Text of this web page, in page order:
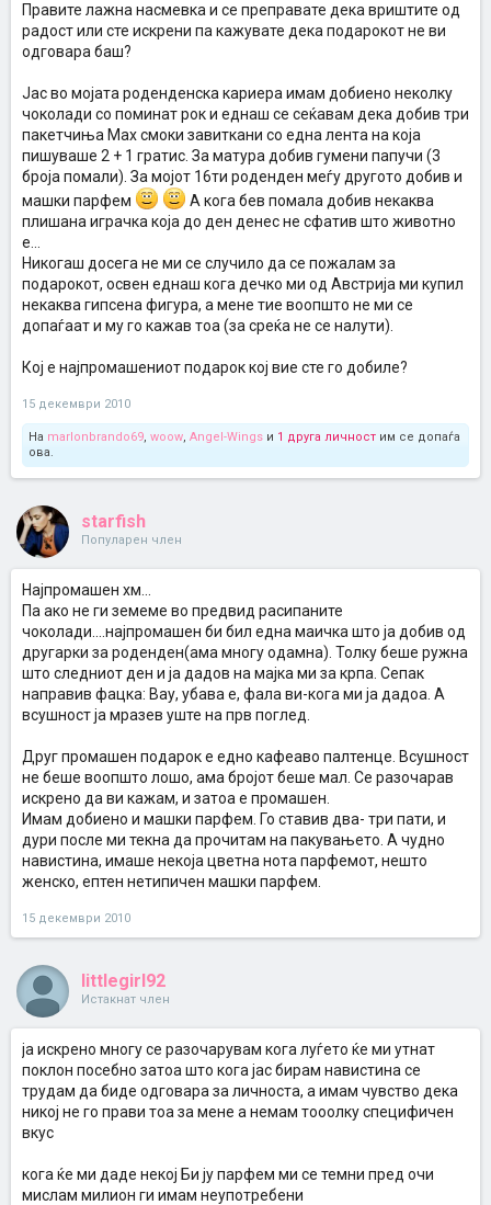
Правите лажна насмевка и се преправате дека вриштите од
радост или сте искрени па кажувате дека подарокот не ви
одговара баш?
Јас во мојата роденденска кариера имам добиено неколку
чоколади со поминат рок и еднаш се сеќавам дека добив три
пакетчиња Max смоки завиткани со една лента на која
пишуваше 2 + 1 гратис. За матура добив гумени папучи (3
броја помали). За мојот 16ти роденден меѓу другото добив и
машки парфем
А кога бев помала добив некаква
плишана играчка која до ден денес не сфатив што животно
е...
Никогаш досега не ми се случило да се пожалам за
подарокот, освен еднаш кога дечко ми од Австрија ми купил
некаква гипсена фигура, а мене тие воопшто не ми се
допаѓаат и му го кажав тоа (за среќа не се налути).
Кој е најпромашениот подарок кој вие сте го добиле?
15 декември 2010
На marlonbrando69, woow, Angel-Wings и 1 друга личност им се допаѓа
ова.
starfish
Популарен член
Најпромашен хм...
Па ако не ги земеме во предвид расипаните
чоколади....најпромашен би бил една маичка што ја добив од
другарки за роденден(ама многу одамна). Толку беше ружна
што следниот ден и ја дадов на мајка ми за крпа. Сепак
направив фацка: Вау, убава е, фала ви-кога ми ја дадоа. А
всушност ја мразев уште на прв поглед.
Друг промашен подарок е едно кафеаво палтенце. Всушност
не беше воопшто лошо, ама бројот беше мал. Се разочарав
искрено да ви кажам, и затоа е промашен.
Имам добиено и машки парфем. Го ставив два- три пати, и
дури после ми текна да прочитам на пакувањето. А чудно
навистина, имаше некоја цветна нота парфемот, нешто
женско, ептен нетипичен машки парфем.
15 декември 2010
littlegirl92
Истакнат член
ја искрено многу се разочарувам кога луѓето ќе ми утнат
поклон посебно затоа што кога јас бирам навистина се
трудам да биде одговара за личноста, а имам чувство дека
никој не го прави тоа за мене а немам тооолку специфичен
вкус
кога ќе ми даде некој Би ју парфем ми се темни пред очи
мислам милион ги имам неупотребени